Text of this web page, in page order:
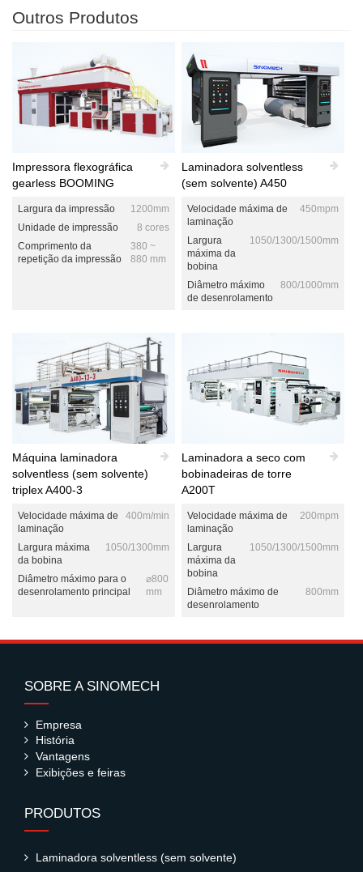
Outros Produtos
Impressora flexográfica
gearless BOOMING
Largura da impressão
1200mm
Unidade de impressão
8 cores
Comprimento da
repetição da impressão
380 ~
880 mm
Laminadora solventless
(sem solvente) A450
Velocidade máxima de
laminação
450mpm
Largura
máxima da
bobina
1050/1300/1500mm
Diâmetro máximo
de desenrolamento
800/1000mm
Máquina laminadora
solventless (sem solvente)
triplex A400-3
Velocidade máxima de
laminação
400m/min
Largura máxima
da bobina
1050/1300mm
Diâmetro máximo para o
desenrolamento principal
⌀800
mm
Laminadora a seco com
bobinadeiras de torre
A200T
Velocidade máxima de
laminação
200mpm
Largura
máxima da
bobina
1050/1300/1500mm
Diâmetro máximo de
desenrolamento
800mm
SOBRE A SINOMECH
Empresa
História
Vantagens
Exibições e feiras
PRODUTOS
Laminadora solventless (sem solvente)